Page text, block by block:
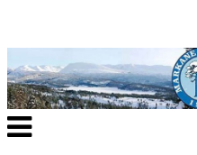
Veksle
navigasjon